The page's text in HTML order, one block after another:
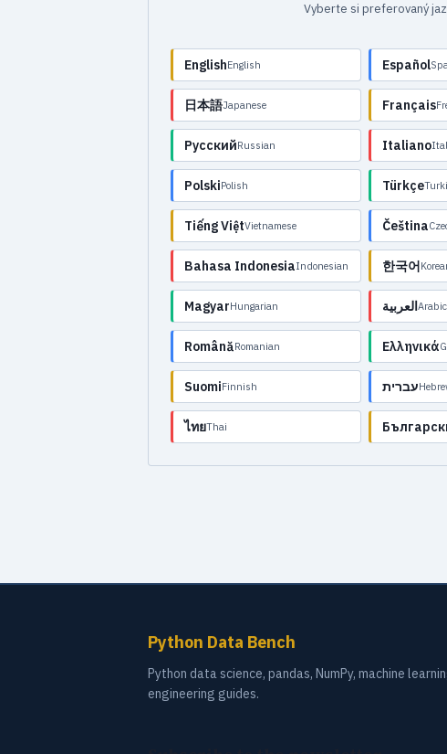
Vyberte si preferovaný
EnglishEnglish Español
日本語Japanese Français
РусскийRussian Italiano
PolskiPolish Türkçe
Tiếng ViệtVietnamese Čeština
Bahasa IndonesiaIndonesian 한국어
MagyarHungarian العربيةArabic
RomânăRomanian Ελληνικά
SuomiFinnish עברית
ไทยThai
Python Data Bench
Python data science, pandas, NumPy, machine
engineering guides.